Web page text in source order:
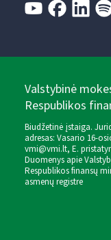
Valstybinė
Respublikos
Biudžetinė įstaiga.
adresas: Vasario 16-
vmi@vmi.lt, E.
Duomenys apie
Respublikos finansų
asmenų registre